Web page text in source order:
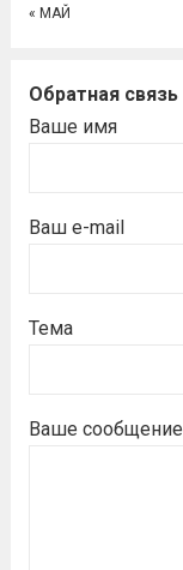
« МАЙ
Обратная связь
Ваше имя
Ваш e-mail
Тема
Ваше сообщение